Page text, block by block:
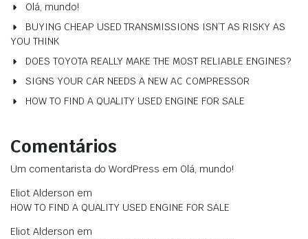
Olá, mundo!
BUYING CHEAP USED TRANSMISSIONS ISN’T AS RISKY AS
YOU THINK
DOES TOYOTA REALLY MAKE THE MOST RELIABLE ENGINES?
SIGNS YOUR CAR NEEDS A NEW AC COMPRESSOR
HOW TO FIND A QUALITY USED ENGINE FOR SALE
Comentários
Um comentarista do WordPress em Olá, mundo!
Eliot Alderson em
HOW TO FIND A QUALITY USED ENGINE FOR SALE
Eliot Alderson em